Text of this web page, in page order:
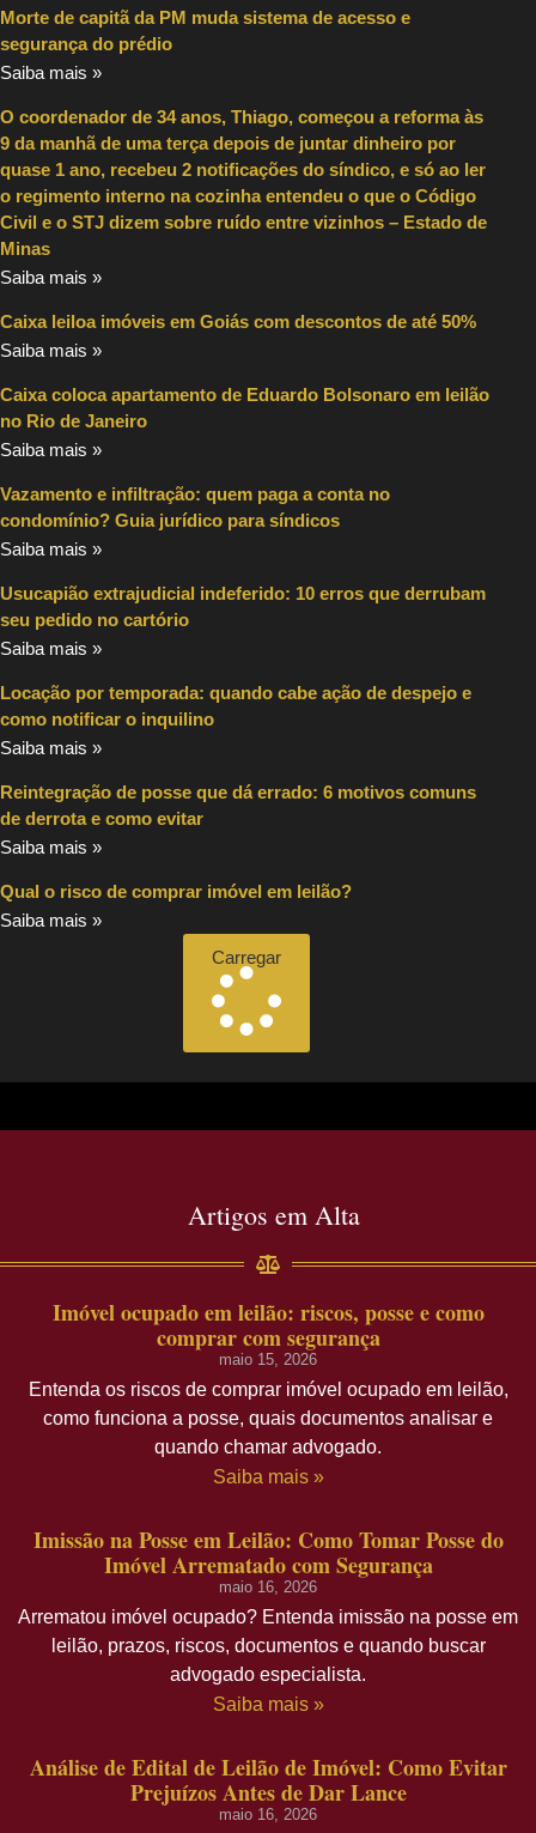
Morte de capitã da PM muda sistema de acesso e
segurança do prédio
Saiba mais »
O coordenador de 34 anos, Thiago, começou a reforma às
9 da manhã de uma terça depois de juntar dinheiro por
quase 1 ano, recebeu 2 notificações do síndico, e só ao ler
o regimento interno na cozinha entendeu o que o Código
Civil e o STJ dizem sobre ruído entre vizinhos – Estado de
Minas
Saiba mais »
Caixa leiloa imóveis em Goiás com descontos de até 50%
Saiba mais »
Caixa coloca apartamento de Eduardo Bolsonaro em leilão
no Rio de Janeiro
Saiba mais »
Vazamento e infiltração: quem paga a conta no
condomínio? Guia jurídico para síndicos
Saiba mais »
Usucapião extrajudicial indeferido: 10 erros que derrubam
seu pedido no cartório
Saiba mais »
Locação por temporada: quando cabe ação de despejo e
como notificar o inquilino
Saiba mais »
Reintegração de posse que dá errado: 6 motivos comuns
de derrota e como evitar
Saiba mais »
Qual o risco de comprar imóvel em leilão?
Saiba mais »
Carregar
Artigos em Alta
Imóvel ocupado em leilão: riscos, posse e como
comprar com segurança
maio 15, 2026
Entenda os riscos de comprar imóvel ocupado em leilão,
como funciona a posse, quais documentos analisar e
quando chamar advogado.
Saiba mais »
Imissão na Posse em Leilão: Como Tomar Posse do
Imóvel Arrematado com Segurança
maio 16, 2026
Arrematou imóvel ocupado? Entenda imissão na posse em
leilão, prazos, riscos, documentos e quando buscar
advogado especialista.
Saiba mais »
Análise de Edital de Leilão de Imóvel: Como Evitar
Prejuízos Antes de Dar Lance
maio 16, 2026